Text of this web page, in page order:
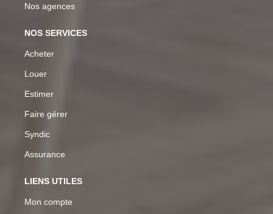
Nos agences
NOS SERVICES
Acheter
Louer
Estimer
Faire gérer
Syndic
Assurance
LIENS UTILES
Mon compte